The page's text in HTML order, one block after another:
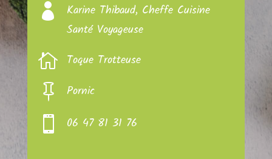

Karine Thibaud, Cheffe Cuisine
Santé Voyageuse
 Toque Trotteuse
 Pornic
 06 47 81 31 76